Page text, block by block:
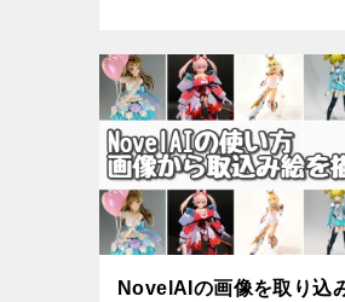
NovelAIの画像を取り込